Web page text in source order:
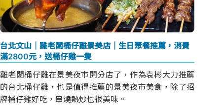
台北文山｜雞老闆桶仔雞景美店｜生日聚餐推薦，消費
滿2800元，送桶仔雞一隻
雞老闆桶仔雞在景美夜市開分店了，作為袁彬大力推薦
的台北桶仔雞，也是值得推薦的景美夜市美食，除了招
牌桶仔雞好吃，串燒熱炒也很美味。